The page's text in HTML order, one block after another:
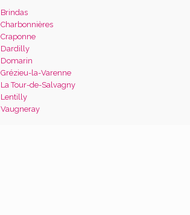
Brindas
Charbonnières
Craponne
Dardilly
Domarin
Grézieu-la-Varenne
La Tour-de-Salvagny
Lentilly
Vaugneray